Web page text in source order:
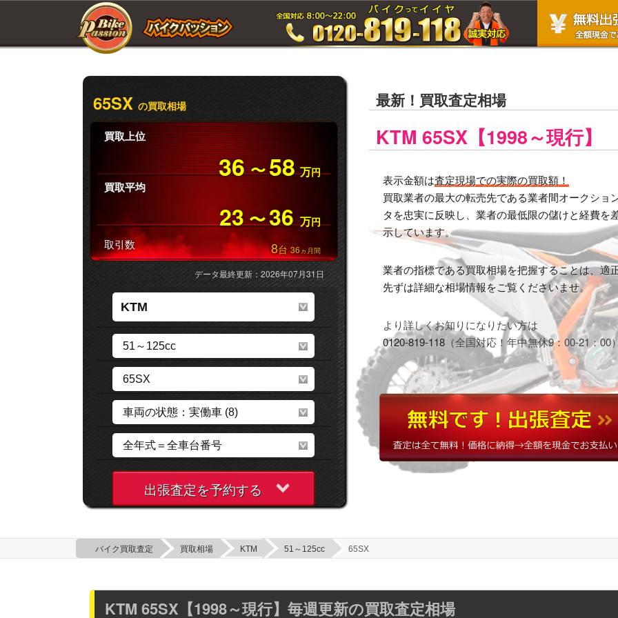
最新！買取査定相場
KTM 65SX【1998～現行】
表示金額は査定現場での実際の買取額！
買取業者の最大の転売先である業者間オークショ
タを忠実に反映し、業者の最低限の儲けと経費を
示しています。
業者の指標である買取相場を把握することは、適
先ずは詳細な相場情報をご覧くださいませ。
より詳しくお知りになりたい方は
0120-819-118（全国対応！年中無休9：00-21：00
65SX の買取相場
買取上位
36 〜58 万円
買取平均
23 〜36 万円
取引数 8台36ヵ月間
データ最終更新：2026年07月31日
出張査定を予約する
バイク買取査定 買取相場 KTM 51～125cc 65SX
KTM 65SX【1998～現行】毎週更新の買取査定相場